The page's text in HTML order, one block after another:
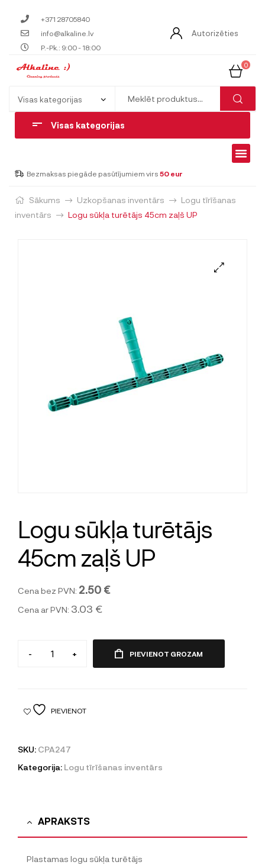
+371 28705840
info@alkaline.lv
P.-Pk.: 9:00 - 18:00
Autorizēties
0
Visas kategorijas
Bezmaksas piegāde pasūtījumiem virs 50 eur
Sākums Uzkopšanas inventārs
Logu tīrīšanas
inventārs
Logu sūkļa turētājs 45cm zaļš UP
Logu sūkļa turētājs
45cm zaļš UP
Cena bez PVN: 2.50 €
Cena ar PVN: 3.03 €
- + PIEVIENOT GROZAM
PIEVIENOT
SKU: CPA247
Kategorija: Logu tīrīšanas inventārs
APRAKSTS
Plastamas logu sūkļa turētājs